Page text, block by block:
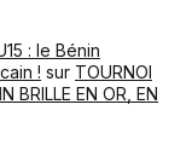
: le Bénin
! sur TOURNOI
BRILLE EN OR, EN